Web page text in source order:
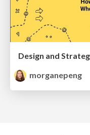
morganepeng